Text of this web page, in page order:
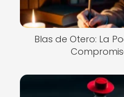
Blas de Otero: La